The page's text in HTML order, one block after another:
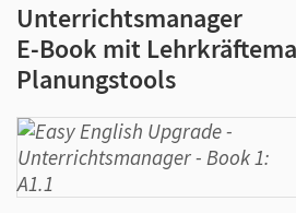
Unterrichtsmanager
E-Book mit
Planungstools